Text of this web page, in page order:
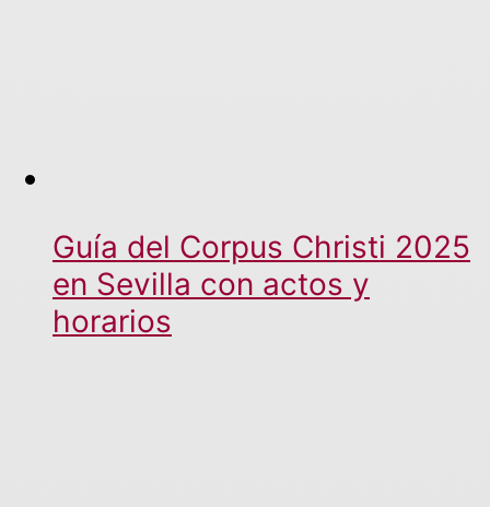
Guía del Corpus Christi 2025
en Sevilla con actos y
horarios